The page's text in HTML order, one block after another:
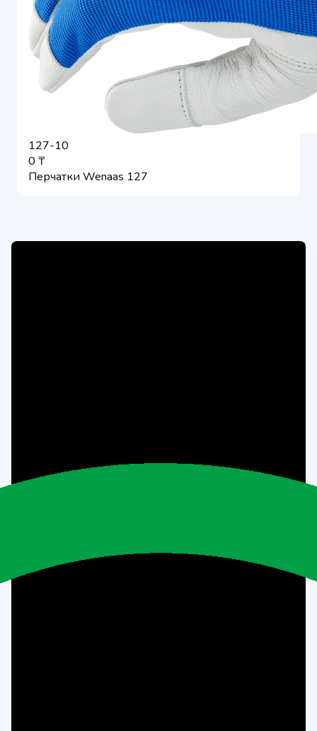
127-10
0 ₸
Перчатки Wenaas 127